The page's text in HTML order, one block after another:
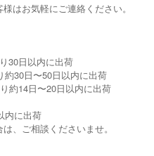
はお気軽にご連絡ください。
30日以内に出荷
約30日〜50日以内に出荷
約14日〜20日以内に出荷
内に出荷
、ご相談くださいませ。